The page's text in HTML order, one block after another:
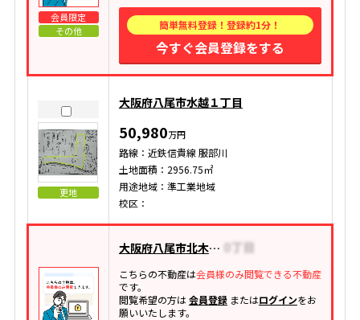
会員限定
その他
簡単無料登録！登録約1分！
今すぐ会員登録をする
更地
大阪府八尾市水越１丁目
50,980万円
路線：近鉄信貴線 服部川
土地面積：2956.75㎡
用途地域：準工業地域
校区：
大阪府八尾市北木の本
こちらの不動産は会員様のみ閲覧できる不動産
です。
閲覧希望の方は会員登録またはログインをお
願いいたします。